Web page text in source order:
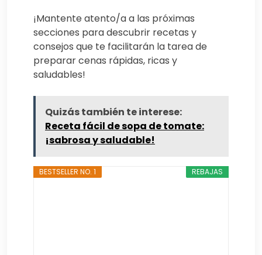
¡Mantente atento/a a las próximas
secciones para descubrir recetas y
consejos que te facilitarán la tarea de
preparar cenas rápidas, ricas y
saludables!
Quizás también te interese:
Receta fácil de sopa de tomate:
¡sabrosa y saludable!
REBAJAS
BESTSELLER NO. 1